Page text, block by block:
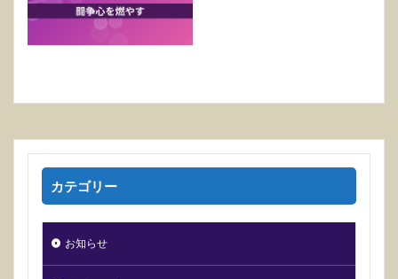
カテゴリー
お知らせ